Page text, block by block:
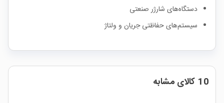
دستگاه‌های شارژر صنعتی
سیستم‌های حفاظتی جریان و ولتاژ
10 کالای مشابه